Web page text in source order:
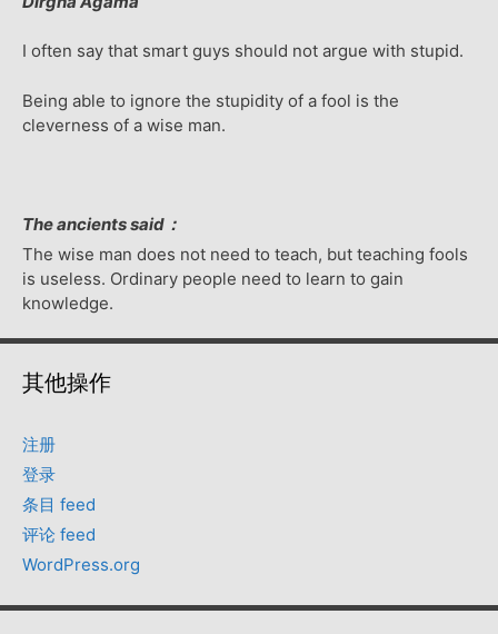
I often say that smart guys should not argue with stupid.
Being able to ignore the stupidity of a fool is the
cleverness of a wise man.
The ancients said：
The wise man does not need to teach, but teaching fools
is useless. Ordinary people need to learn to gain
knowledge.
其他操作
注册
登录
条目 feed
评论 feed
WordPress.org